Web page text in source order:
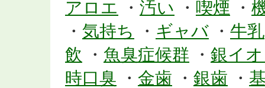
アロエ ・ 汚い ・ 喫煙 ・
・ 気持ち ・ ギャバ ・ 牛乳
飲 ・ 魚臭症候群 ・ 銀イ
時口臭 ・ 金歯 ・ 銀歯 ・